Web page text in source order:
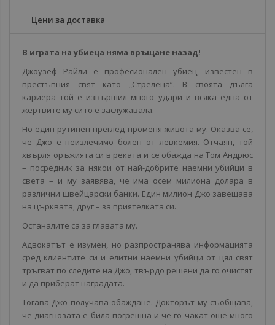
Цени за доставка
В играта на убиеца няма връщане назад!
Джоузеф Райли е професионален убиец, известен в
престъпния свят като „Стрелеца“. В своята дълга
кариера той е извършил много удари и всяка една от
жертвите му си го е заслужавала.
Но един рутинен преглед променя живота му. Оказва се,
че Джо е неизлечимо болен от левкемия. Отчаян, той
хвърля оръжията си в реката и се обажда на Том Андрюс
– посредник за някои от най-добрите наемни убийци в
света – и му заявява, че има осем милиона долара в
различни швейцарски банки. Един милион Джо завещава
на църквата, друг – за приятелката си.
Останалите са за главата му.
Адвокатът е изумен, но разпространява информацията
сред клиентите си и елитни наемни убийци от цял свят
тръгват по следите на Джо, твърдо решени да го очистят
и да приберат наградата.
Тогава Джо получава обаждане. Докторът му съобщава,
че диагнозата е била погрешна и че го чакат още много